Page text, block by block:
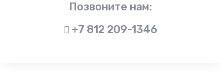
Позвоните нам:
+7 812 209-1346